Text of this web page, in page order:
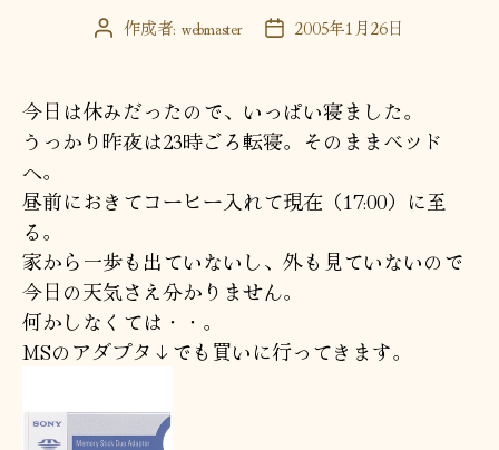
投 作成者: webmaster
投 2005年1月26日
今日は休みだったので、いっぱい寝ました。
うっかり昨夜は23時ごろ転寝。そのままベッド
へ。
昼前におきてコーヒー入れて現在（17:00）に至
る。
家から一歩も出ていないし、外も見ていないので
今日の天気さえ分かりません。
何かしなくては・・。
MSのアダプタ↓でも買いに行ってきます。